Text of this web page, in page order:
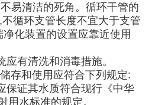
易清洁的死角。循环干管的
循环支管长度不宜大于支管
化装置的设置应靠近使用
有清洗和消毒措施。
存和使用应符合下列规定:
保证其水质符合现行《中华
用水标准的规定。